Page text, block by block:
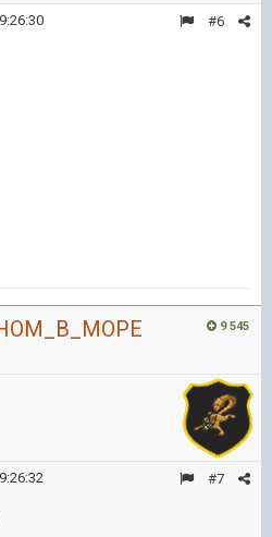
#6
9 545
#7